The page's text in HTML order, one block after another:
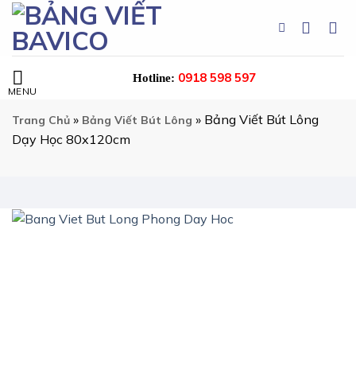
Chuyển
đến
nội
dung
Hotline: 0918 598 597
Trang Chủ » Bảng Viết Bút Lông » Bảng Viết Bút Lông
Dạy Học 80x120cm